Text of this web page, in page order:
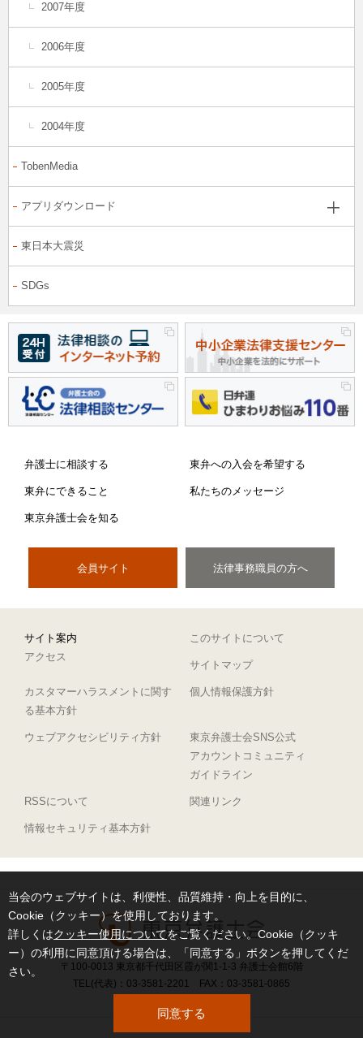
2007年度
2006年度
2005年度
2004年度
TobenMedia
アプリダウンロード
東日本大震災
SDGs
当会のウェブサイトは、利便性、品質維持・向上を目的に、
Cookie（クッキー）を使用しております。
詳しくはクッキー使用についてをご覧ください。Cookie（クッキ
ー）の利用に同意頂ける場合は、「同意する」ボタンを押してくだ
さい。
同意する
弁護士に相談する 東弁への入会を希望する
東弁にできること 私たちのメッセージ
東京弁護士会を知る
会員サイト 法律事務職員の方へ
サイト案内
このサイトについて
アクセス
サイトマップ
カスタマーハラスメントに関す
る基本方針
個人情報保護方針
ウェブアクセシビリティ方針
東京弁護士会SNS公式
アカウントコミュニティ
ガイドライン
RSSについて 関連リンク
情報セキュリティ基本方針
〒100-0013 東京都千代田区霞が関1-1-3 弁護士会館6階
TEL(代表)：03-3581-2201 FAX：03-3581-0865